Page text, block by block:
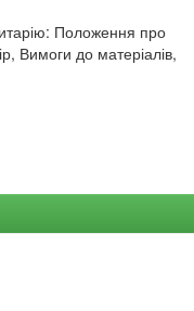
Положення про
Вимоги до матеріалів,